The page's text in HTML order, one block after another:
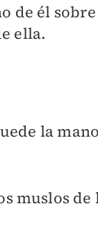
de él
ella.
la
muslos de